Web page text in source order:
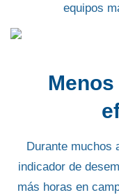
equipos
Durante muchos
indicador de
más horas en